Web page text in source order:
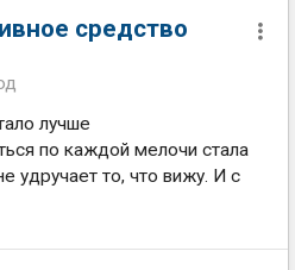
средство
лучше
по каждой мелочи стала
удручает то, что вижу. И с